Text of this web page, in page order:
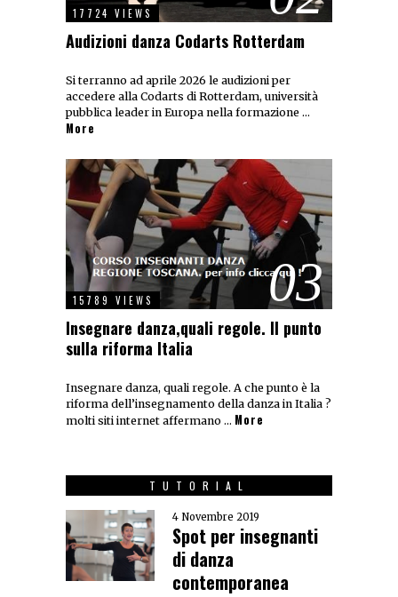
17724 VIEWS
Audizioni danza Codarts Rotterdam
Si terranno ad aprile 2026 le audizioni per
accedere alla Codarts di Rotterdam, università
pubblica leader in Europa nella formazione …
More
03
15789 VIEWS
Insegnare danza,quali regole. Il punto
sulla riforma Italia
Insegnare danza, quali regole. A che punto è la
riforma dell’insegnamento della danza in Italia ?
molti siti internet affermano … More
TUTORIAL
4 Novembre 2019
Spot per insegnanti
di danza
contemporanea